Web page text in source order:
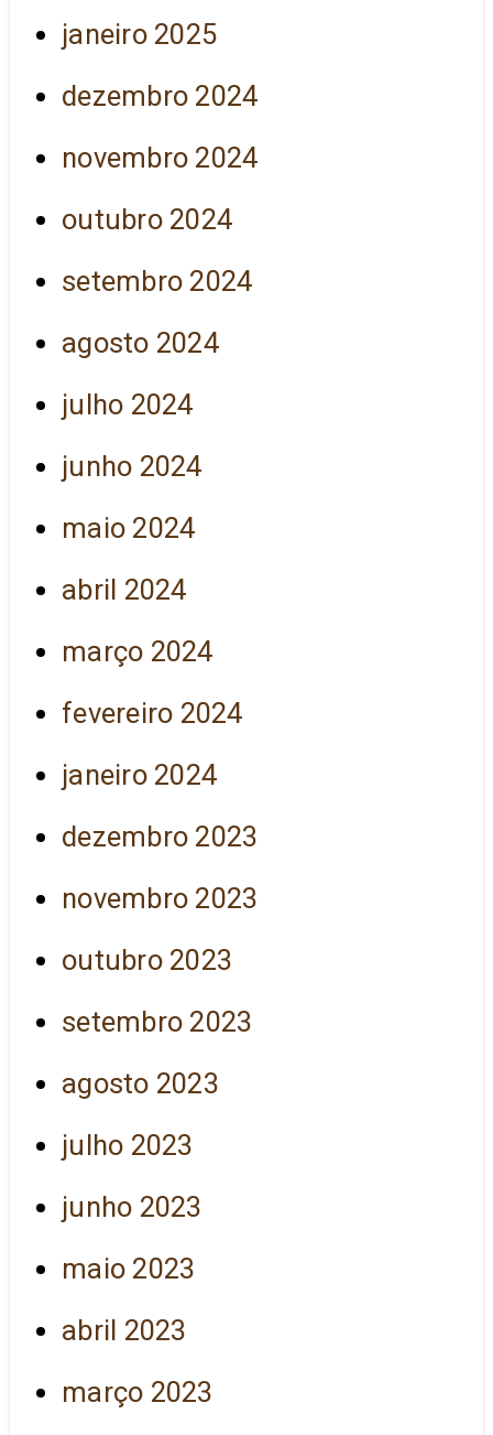
janeiro 2025
dezembro 2024
novembro 2024
outubro 2024
setembro 2024
agosto 2024
julho 2024
junho 2024
maio 2024
abril 2024
março 2024
fevereiro 2024
janeiro 2024
dezembro 2023
novembro 2023
outubro 2023
setembro 2023
agosto 2023
julho 2023
junho 2023
maio 2023
abril 2023
março 2023